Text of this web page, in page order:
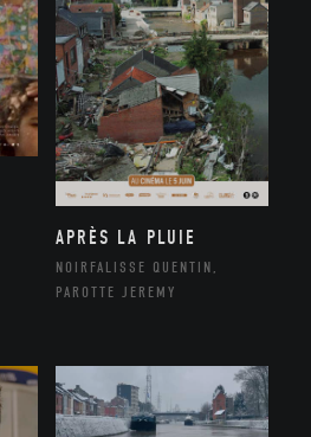
APRÈS LA PLUIE
NOIRFALISSE QUENTIN,
PAROTTE JEREMY